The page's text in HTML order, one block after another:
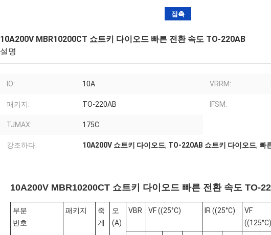
접촉
10A200V MBR10200CT 쇼트키 다이오드 빠른 전환 속도 TO-220AB
설명
IO: 10A VRRM:
패키지: TO-220AB IFSM:
TJMAX: 175C
강조하다: 10A200V 쇼트키 다이오드, TO-220AB 쇼트키 다이오드, 빠
10A200V MBR10200CT 쇼트키 다이오드 빠른 전환 속도 TO-
부분
번호
패키지
죽
게
오
(A)
VBR VF ((25°C) IR ((25°C)
VF
((125°C)